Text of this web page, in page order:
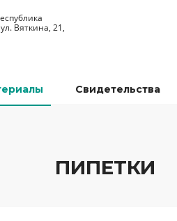
Вяткина, 21,
Свидетельства
ПИПЕТКИ